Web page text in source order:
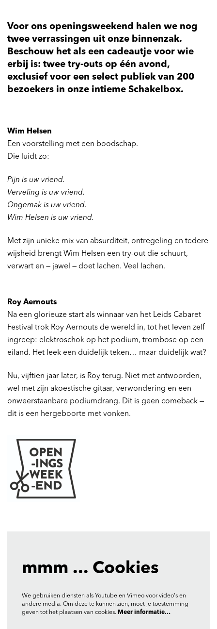
Voor ons openingsweekend halen we nog
twee verrassingen uit onze binnenzak.
Beschouw het als een cadeautje voor wie
erbij is: twee try-outs op één avond,
exclusief voor een select publiek van 200
bezoekers in onze intieme Schakelbox.
Wim Helsen
Een voorstelling met een boodschap.
Die luidt zo:
Pijn is uw vriend.
Verveling is uw vriend.
Ongemak is uw vriend.
Wim Helsen is uw vriend.
Met zijn unieke mix van absurditeit, ontregeling en tedere
wijsheid brengt Wim Helsen een try-out die schuurt,
verwart en — jawel — doet lachen. Veel lachen.
Roy Aernouts
Na een glorieuze start als winnaar van het Leids Cabaret
Festival trok Roy Aernouts de wereld in, tot het leven zelf
ingreep: elektroschok op het podium, trombose op een
eiland. Het leek een duidelijk teken… maar duidelijk wat?
Nu, vijftien jaar later, is Roy terug. Niet met antwoorden,
wel met zijn akoestische gitaar, verwondering en een
onweerstaanbare podiumdrang. Dit is geen comeback —
dit is een hergeboorte met vonken.
mmm ... Cookies
We gebruiken diensten als Youtube en Vimeo voor video's en
andere media. Om deze te kunnen zien, moet je toestemming
geven tot het plaatsen van cookies. Meer informatie…